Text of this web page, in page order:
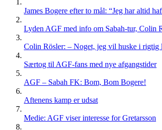
James Bogere efter to mål: “Jeg har altid
Lyden AGF med info om Sabah-tur, Colin
Colin Rösler: – Noget, jeg vil huske i rigtig
Særtog til AGF-fans med nye afgangstider
AGF – Sabah FK: Bom, Bom Bogere!
Aftenens kamp er udsat
Medie: AGF viser interesse for Gretarsson